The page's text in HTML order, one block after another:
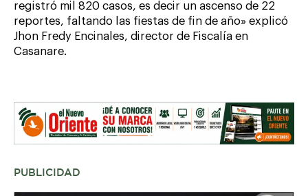
registró mil 820 casos, es decir un ascenso de 22
reportes, faltando las fiestas de fin de año» explicó
Jhon Fredy Encinales, director de Fiscalía en
Casanare.
PUBLICIDAD